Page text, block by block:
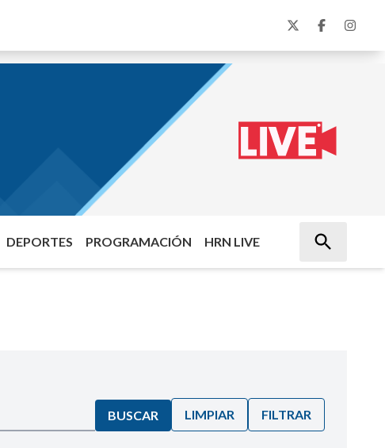
DEPORTES PROGRAMACIÓN HRN LIVE
BUSCAR LIMPIAR FILTRAR